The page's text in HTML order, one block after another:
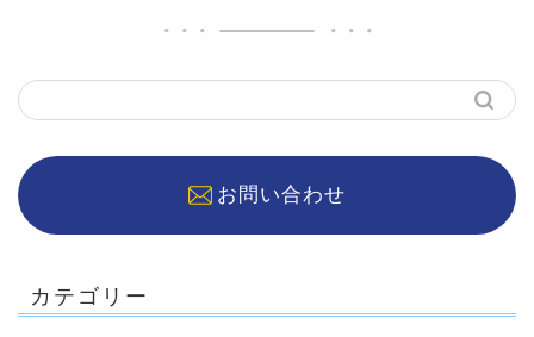
お問い合わせ
カテゴリー